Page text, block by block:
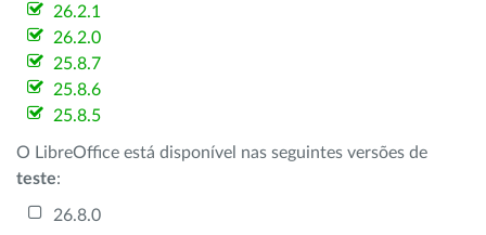
26.2.1
26.2.0
25.8.7
25.8.6
25.8.5
O LibreOffice está disponível nas seguintes versões de
teste:
26.8.0